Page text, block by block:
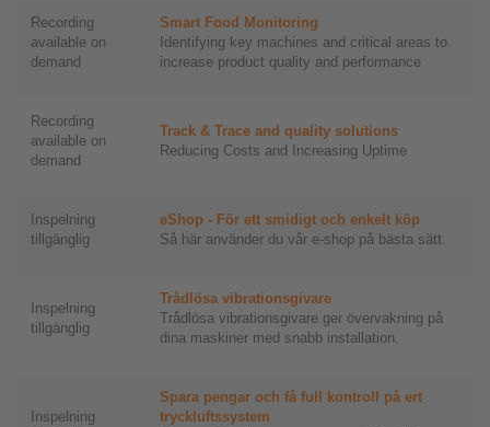
Recording
available on
demand
Smart Food Monitoring
Identifying key machines and critical areas to
increase product quality and performance
Recording
available on
demand
Track & Trace and quality solutions
Reducing Costs and Increasing Uptime
Inspelning
tillgänglig
eShop - För ett smidigt och enkelt köp
Så här använder du vår e-shop på bästa sätt.
Inspelning
tillgänglig
Trådlösa vibrationsgivare
Trådlösa vibrationsgivare ger övervakning på
dina maskiner med snabb installation.
Inspelning
Spara pengar och få full kontroll på ert
tryckluftssystem